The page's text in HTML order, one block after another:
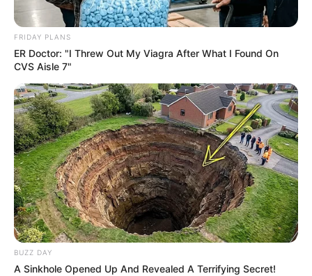
FRIDAY PLANS
ER Doctor: "I Threw Out My Viagra After What I Found On
CVS Aisle 7"
BUZZ DAY
A Sinkhole Opened Up And Revealed A Terrifying Secret!